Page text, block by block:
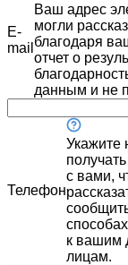
E-
mail
Ваш адрес
могли
благодаря
отчет о
данным и не
Телефон
Укажите
с вами,
к вашим
лицам.